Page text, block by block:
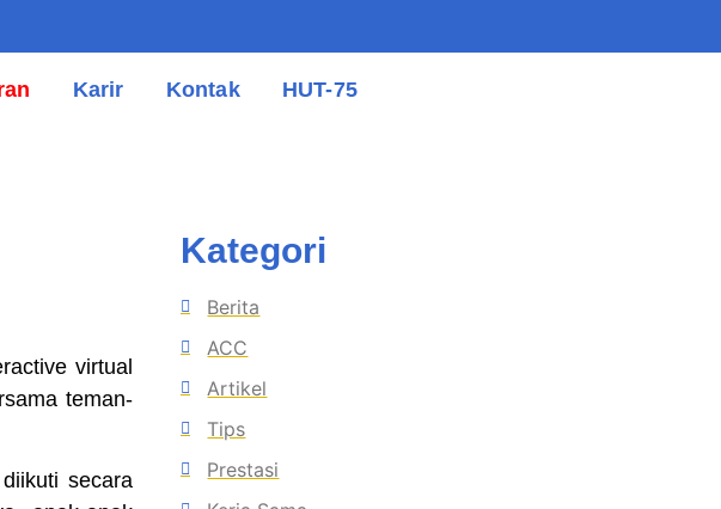
Karir Kontak HUT-75
virtual
teman-
secara
Kategori
Berita
ACC
Artikel
Tips
Prestasi